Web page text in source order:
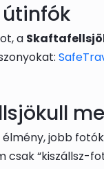
útinfók
a
jobb
“kiszállsz-